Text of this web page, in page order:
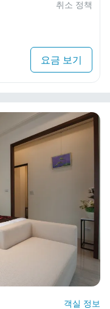
취소 정책
요금 보기
객실 정보